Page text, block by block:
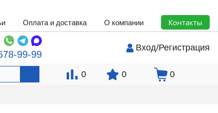
Оплата и доставка О компании Контакты
99-99
Вход/Регистрация
0 0 0